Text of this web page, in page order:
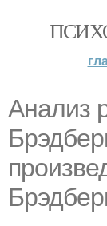
Анализ